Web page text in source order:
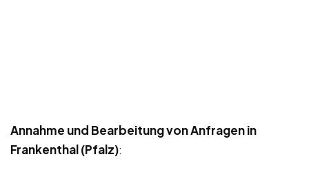
Annahme und Bearbeitung von Anfragen in
Frankenthal (Pfalz):